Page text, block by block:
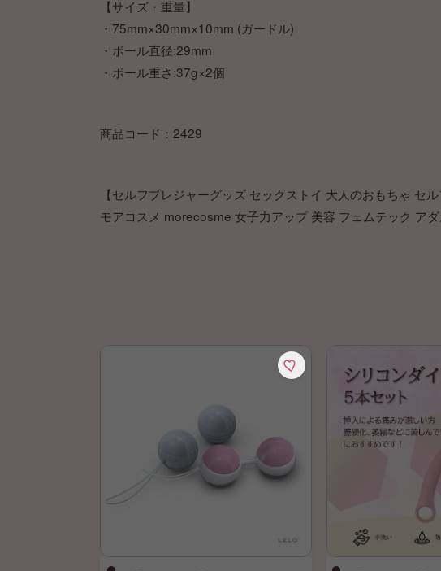
【サイズ・重量】
・75mm×30mm×10mm (ガードル)
・ボール直径:29mm
・ボール重さ:37g×2個
商品コード：2429
【セルフプレジャーグッズ セックストイ 大人のおもちゃ
モアコスメ morecosme 女子力アップ 美容 フェムテック ア